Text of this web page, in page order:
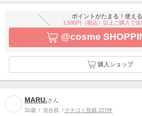
ポイントがたまる！使える
1,500円（税込）以上ご購入で
@cosme
購入ショップ
MARU.さん
32歳 混合肌 クチコミ投稿 227件